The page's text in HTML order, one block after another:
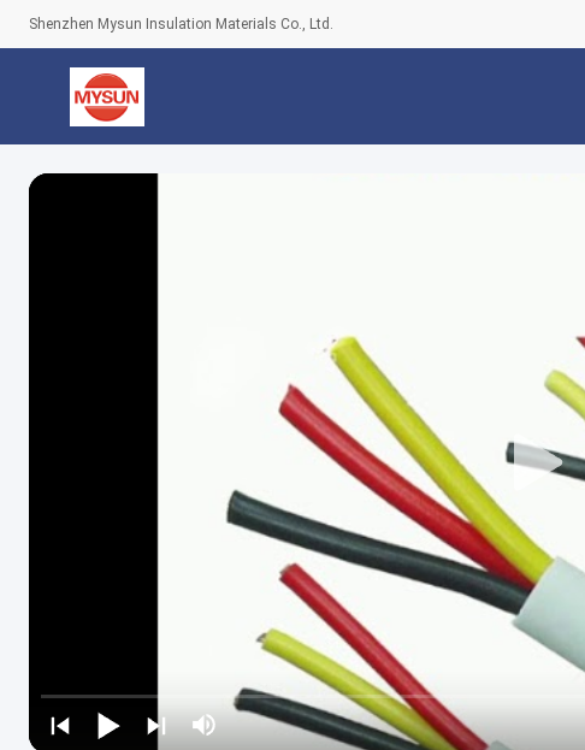
Shenzhen Mysun Insulation Materials Co., Ltd.